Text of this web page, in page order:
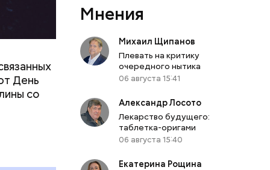
День
со
Мнения
Михаил Щипанов
Плевать на критику
очередного нытика
06 августа 15:41
Александр Лосото
Лекарство будущего:
таблетка-оригами
06 августа 15:40
Екатерина Рощина